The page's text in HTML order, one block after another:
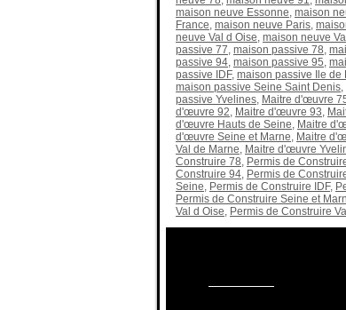
maison neuve Essonne, maison
France, maison neuve Paris,
neuve Val d Oise, maison neuve
passive 77, maison passive 78,
passive 94, maison passive 95,
passive IDF, maison passive Ile de
maison passive Seine Saint Denis,
passive Yvelines, Maitre d'œuvre
d'œuvre 92, Maitre d'œuvre 93,
d'œuvre Hauts de Seine, Maitre
d'œuvre Seine et Marne, Maitre
Val de Marne, Maitre d'œuvre
Construire 78, Permis de
Construire 94, Permis de
Seine, Permis de Construire IDF,
Permis de Construire Seine et
Val d Oise, Permis de Construire